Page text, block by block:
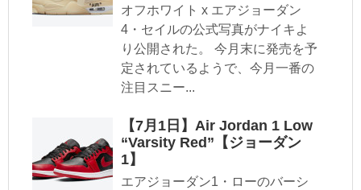
オフホワイト x エアジョーダン
4・セイルの公式写真がナイキよ
り公開された。 今月末に発売を予
定されているようで、今月一番の
注目スニー...
【7月1日】Air Jordan 1 Low
“Varsity Red”【ジョーダン
1】
エアジョーダン1・ローのバーシ